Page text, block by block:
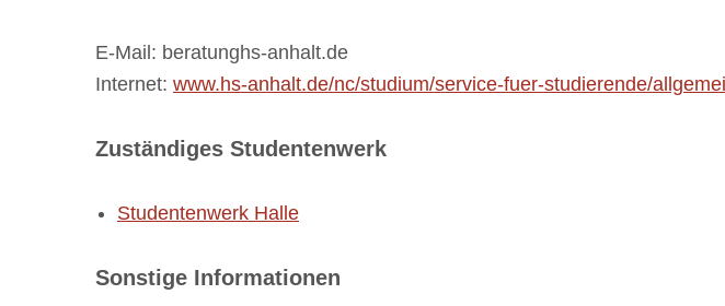
E-Mail: beratunghs-anhalt.de
Internet: www.hs-anhalt.de/nc/studium/service-fuer-studierende/
Zuständiges Studentenwerk
Studentenwerk Halle
Sonstige Informationen